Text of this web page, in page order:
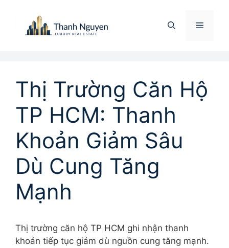
Menu
Thị Trường Căn Hộ
TP HCM: Thanh
Khoản Giảm Sâu
Dù Cung Tăng
Mạnh
Thị trường căn hộ TP HCM ghi nhận thanh
khoản tiếp tục giảm dù nguồn cung tăng mạnh.